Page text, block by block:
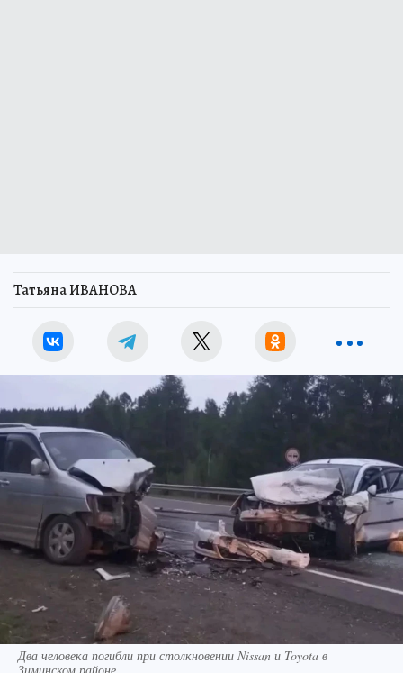
Татьяна ИВАНОВА
Два человека погибли при столкновении Nissan и Toyota в